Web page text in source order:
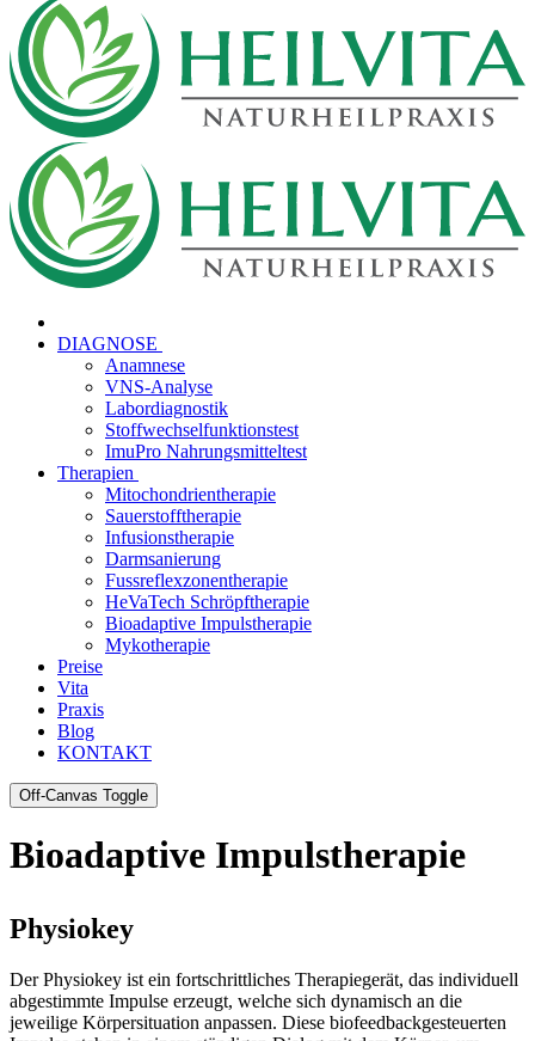
DIAGNOSE
Anamnese
VNS-Analyse
Labordiagnostik
Stoffwechselfunktionstest
ImuPro Nahrungsmitteltest
Therapien
Mitochondrientherapie
Sauerstofftherapie
Infusionstherapie
Darmsanierung
Fussreflexzonentherapie
HeVaTech Schröpftherapie
Bioadaptive Impulstherapie
Mykotherapie
Preise
Vita
Praxis
Blog
KONTAKT
Off-Canvas Toggle
Bioadaptive Impulstherapie
Physiokey
Der Physiokey ist ein fortschrittliches Therapiegerät, das individuell
abgestimmte Impulse erzeugt, welche sich dynamisch an die
jeweilige Körpersituation anpassen. Diese biofeedbackgesteuerten